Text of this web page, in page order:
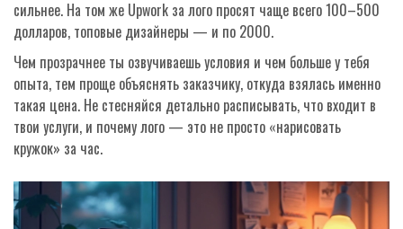
сильнее. На том же Upwork за лого просят чаще всего 100–500
долларов, топовые дизайнеры — и по 2000.
Чем прозрачнее ты озвучиваешь условия и чем больше у тебя
опыта, тем проще объяснять заказчику, откуда взялась именно
такая цена. Не стесняйся детально расписывать, что входит в
твои услуги, и почему лого — это не просто «нарисовать
кружок» за час.